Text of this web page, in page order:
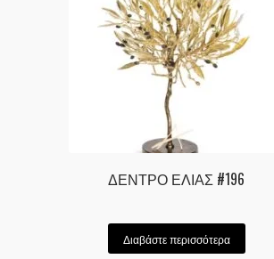
ΔΕΝΤΡΟ ΕΛΙΑΣ #196
Διαβάστε περισσότερα